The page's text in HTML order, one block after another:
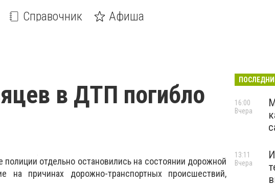
Справочник Афиша
в ДТП погибло
отдельно остановились на состоянии дорожной
на причинах дорожно-транспортных происшествий,
16:00
Вчера
13:11
Вчера